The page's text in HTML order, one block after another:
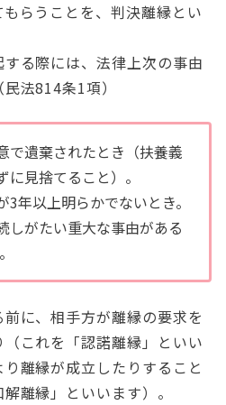
らうことを、判決離縁とい
る際には、法律上次の事由
法814条1項）
で遺棄されたとき（扶養義
見捨てること）。
年以上明らかでないとき。
しがたい重大な事由がある
に、相手方が離縁の要求を
これを「認諾離縁」といい
離縁が成立したりすること
離縁」といいます）。